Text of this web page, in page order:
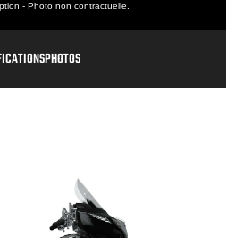
- Photo non contractuelle.
PHOTOS